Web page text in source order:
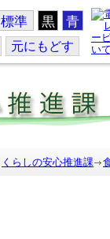
標準 黒 青
元にもどす
くらしの安心推進課